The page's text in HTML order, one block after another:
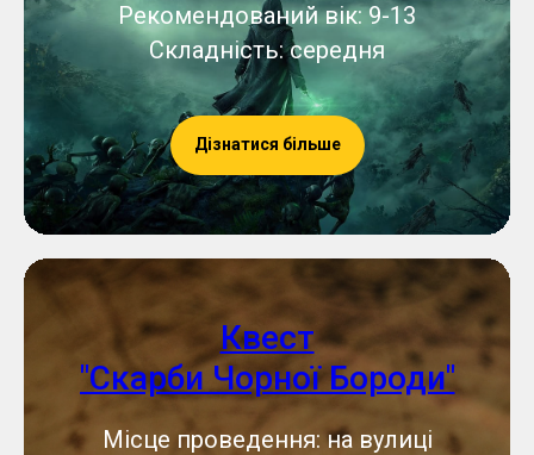
Рекомендований вік: 9-13
Складність: середня
Дізнатися більше
Квест
"Скарби Чорної Бороди"
Місце проведення: на вулиці